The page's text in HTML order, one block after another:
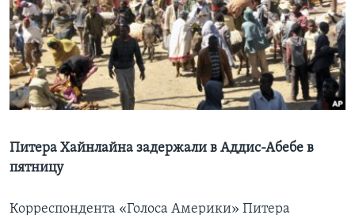
Learning English
СОЦИАЛЬНЫЕ СЕТИ
Языки
Питера Хайнлайна задержали в Аддис-Абебе в
пятницу
Корреспондента «Голоса Америки» Питера